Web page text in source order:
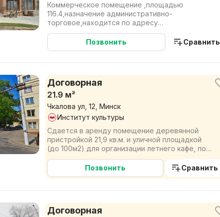
Коммерческое помещение ,площадью
116.4,назначение административно-
торговое,находится по адресу
Лученка,15,стоимость одного метра 85 руб
Позвонить
Сравнить
Договорная
21.9 м²
Чкалова ул, 12, Минск
Институт культуры
Сдается в аренду помещение деревянной
пристройкой 21,9 кв.м. и уличной площадкой
(до 100м2) для организации летнего кафе, по
адресу: г. Минск, ул. Чка...
Позвонить
Сравнить
Договорная